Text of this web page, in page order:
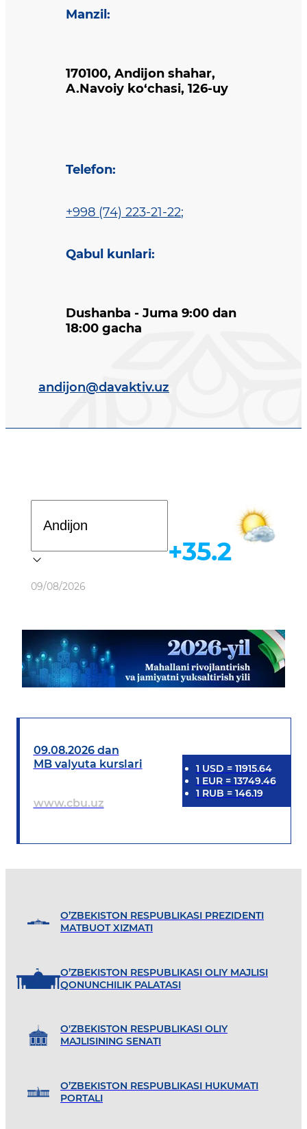
Manzil :
170100, Andijon shahar,
A.Navoiy ko‘chasi, 126-uy
Telefon:
+998 (74) 223-21-22;
Qabul kunlari:
Dushanba - Juma 9:00 dan
18:00 gacha
andijon@davaktiv.uz
Ob-havo
09/08/2026
+35.2
09.08.2026 dan
MB valyuta kurslari
www.cbu.uz
1 USD = 11915.64
1 EUR= 13749.46
1 RUB = 146.19
O’ZBEKISTON RESPUBLIKASI PREZIDENTI
MATBUOT XIZMATI
O’ZBEKISTON RESPUBLIKASI OLIY MAJLISI
QONUNCHILIK PALATASI
O'ZBEKISTON RESPUBLIKASI OLIY
MAJLISINING SENATI
O’ZBEKISTON RESPUBLIKASI HUKUMATI
PORTALI